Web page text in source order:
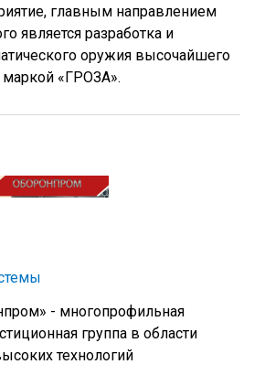
главным направлением
является разработка и
оружия высочайшего
маркой «ГРОЗА».
- многопрофильная
группа в области
технологий